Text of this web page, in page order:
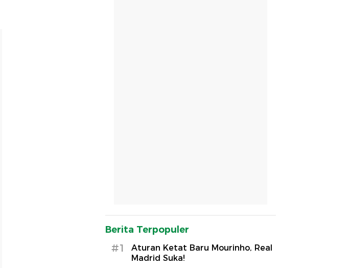
Berita Terpopuler
#1
Aturan Ketat Baru Mourinho, Real
Madrid Suka!